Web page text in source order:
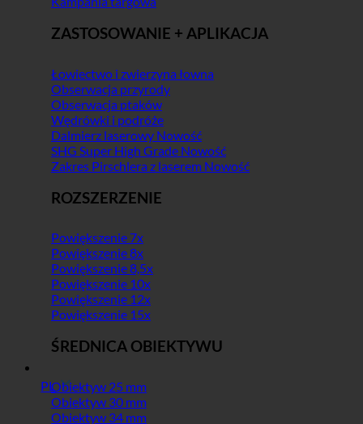
PL
ZASTOSOWANIE + APLIKACJA
Łowiectwo i zwierzyna łowna
Obserwacja przyrody
Obserwacja ptaków
Wędrówki i podróże
Dalmierz laserowy
SHG Super High Grade
Zakres Pirschlera z laserem
ROZSZERZENIE
Powiększenie 7x
Powiększenie 8x
Powiększenie 8,5x
Powiększenie 10x
Powiększenie 12x
Powiększenie 15x
ŚREDNICA OBIEKTYWU
Obiektyw 25 mm
Obiektyw 30 mm
Obiektyw 34 mm